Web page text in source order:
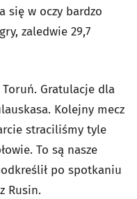
się w oczy bardzo
zaledwie 29,7
Toruń. Gratulacje dla
Kolejny mecz
straciliśmy tyle
To są nasze
po spotkaniu
Rusin.